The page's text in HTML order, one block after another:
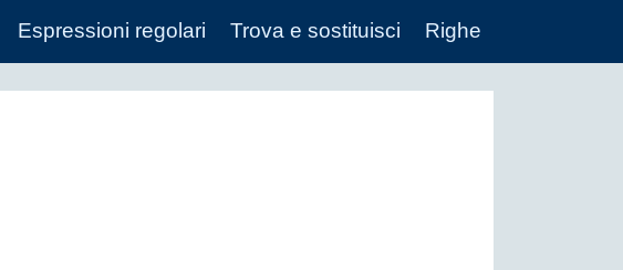
Espressioni regolari Trova e sostituisci Righe